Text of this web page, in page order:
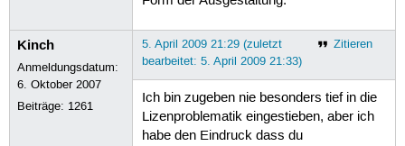
Kinch
Anmeldungsdatum:
6. Oktober 2007
Beiträge: 1261
Zitieren
5. April 2009 21:29 (zuletzt
bearbeitet: 5. April 2009 21:33)
Ich bin zugeben nie besonders tief in die
Lizenproblematik eingestieben, aber ich
habe den Eindruck dass du